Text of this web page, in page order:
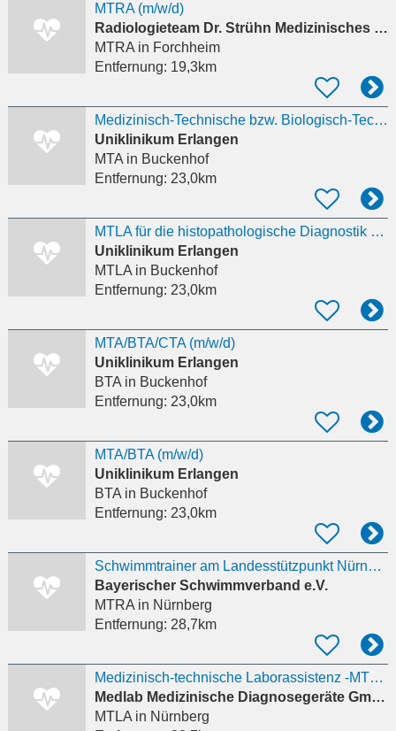
MTRA (m/w/d)
Radiologieteam Dr. Strühn Medizinisches Versorgungszentrum GmbH
MTRAin Forchheim
Entfernung: 19,3km
Medizinisch-Technische bzw. Biologisch-Technische Assistenz für die Central Biobank Erlangen
Uniklinikum Erlangen
MTAin Buckenhof
Entfernung: 23,0km
MTLA für die histopathologische Diagnostik (m/w/d)
Uniklinikum Erlangen
MTLAin Buckenhof
Entfernung: 23,0km
MTA/BTA/CTA (m/w/d)
Uniklinikum Erlangen
BTAin Buckenhof
Entfernung: 23,0km
MTA/BTA (m/w/d)
Uniklinikum Erlangen
BTAin Buckenhof
Entfernung: 23,0km
Schwimmtrainer am Landesstützpunkt Nürnberg (m/w/d)
Bayerischer Schwimmverband e.V.
MTRAin Nürnberg
Entfernung: 28,7km
Medizinisch-technische Laborassistenz -MTLA/Biologe (m/w/d) - Mikrobiologie
Medlab Medizinische Diagnosegeräte GmbH
MTLAin Nürnberg